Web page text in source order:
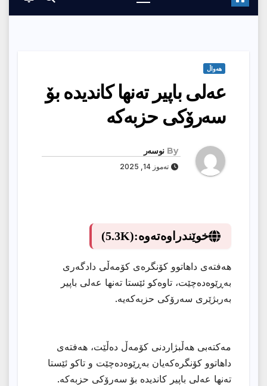
هەواڵ
عەلی باپیر تەنها کاندیدە بۆ
سەرۆکی حزبەکە
By نوسەر
تەموز 14, 2025
خوێندراوەتەوە:(5.3K)
هەفتەی داهاتوو کۆنگرەی کۆمەڵی دادگەری
بەڕێوەدەچێت، تاوەکو ئێستا تەنها عەلی باپیر
بەربژێری سەرۆکی حزبەکەیە.
مەکتەبی هەڵبژاردنی کۆمەڵ دەڵێت، هەفتەی
داهاتوو کۆنگرەکەیان بەڕێوەدەچێت و تاکو ئێستا
تەنها عەلی باپیر کاندیدە بۆ سەرۆکی حزبەکە.